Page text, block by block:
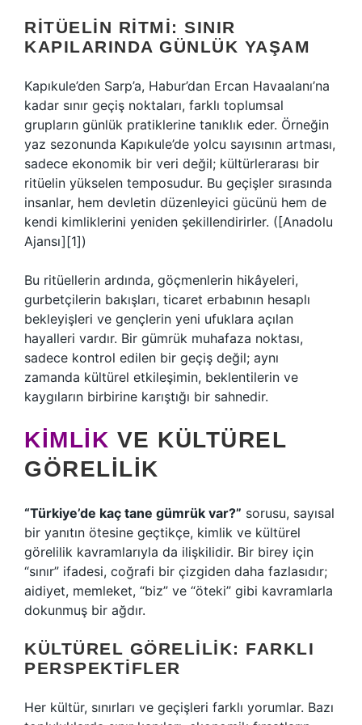
RITÜELIN RITMI: SINIR
KAPILARINDA GÜNLÜK YAŞAM
Kapıkule’den Sarp’a, Habur’dan Ercan Havaalanı’na
kadar sınır geçiş noktaları, farklı toplumsal
grupların günlük pratiklerine tanıklık eder. Örneğin
yaz sezonunda Kapıkule’de yolcu sayısının artması,
sadece ekonomik bir veri değil; kültürlerarası bir
ritüelin yükselen temposudur. Bu geçişler sırasında
insanlar, hem devletin düzenleyici gücünü hem de
kendi kimliklerini yeniden şekillendirirler. ([Anadolu
Ajansı][1])
Bu ritüellerin ardında, göçmenlerin hikâyeleri,
gurbetçilerin bakışları, ticaret erbabının hesaplı
bekleyişleri ve gençlerin yeni ufuklara açılan
hayalleri vardır. Bir gümrük muhafaza noktası,
sadece kontrol edilen bir geçiş değil; aynı
zamanda kültürel etkileşimin, beklentilerin ve
kaygıların birbirine karıştığı bir sahnedir.
KIMLIK VE KÜLTÜREL
GÖRELILIK
“Türkiye’de kaç tane gümrük var?” sorusu, sayısal
bir yanıtın ötesine geçtikçe, kimlik ve kültürel
görelilik kavramlarıyla da ilişkilidir. Bir birey için
“sınır” ifadesi, coğrafi bir çizgiden daha fazlasıdır;
aidiyet, memleket, “biz” ve “öteki” gibi kavramlarla
dokunmuş bir ağdır.
KÜLTÜREL GÖRELILIK: FARKLI
PERSPEKTIFLER
Her kültür, sınırları ve geçişleri farklı yorumlar. Bazı